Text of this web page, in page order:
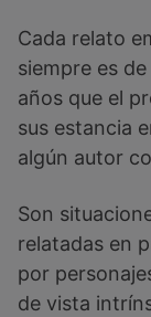
Cada relato
siempre es
años que el
sus estancia
algún autor
Son
relatadas en
por
de vista